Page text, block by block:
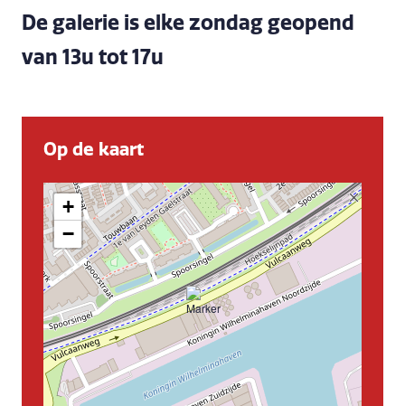
De galerie is elke zondag geopend
van 13u tot 17u
Op de kaart
+
−